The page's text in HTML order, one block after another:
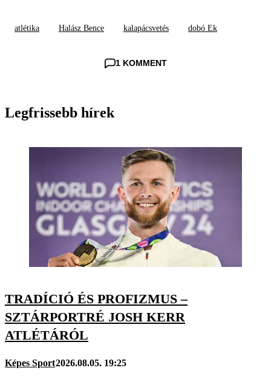
atlétika Halász Bence kalapácsvetés dobó Ek
1 KOMMENT
Legfrissebb hírek
TRADÍCIÓ ÉS PROFIZMUS –
SZTÁRPORTRÉ JOSH KERR
ATLÉTÁRÓL
Képes Sport2026.08.05. 19:25